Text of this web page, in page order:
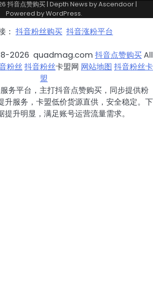
抖音点赞购买| Depth News byAscendoor|
Powered byWordPress.
： 抖音粉丝购买 抖音涨粉平台
2026 quadmag.com 抖音点赞购买All
粉丝抖音粉丝卡盟网 网站地图 抖音粉丝卡
盟
务平台，主打抖音点赞购买，同步提供粉
升服务，卡盟低价货源直供，安全稳定。下
提升明显，满足账号运营流量需求。